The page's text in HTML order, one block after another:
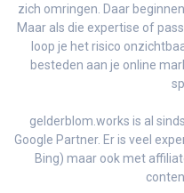
zich omringen. Daar
Maar als die expertise of
loop je het risico
besteden aan je online
gelderblom.works is al
Google Partner. Er is veel
Bing) maar ook met